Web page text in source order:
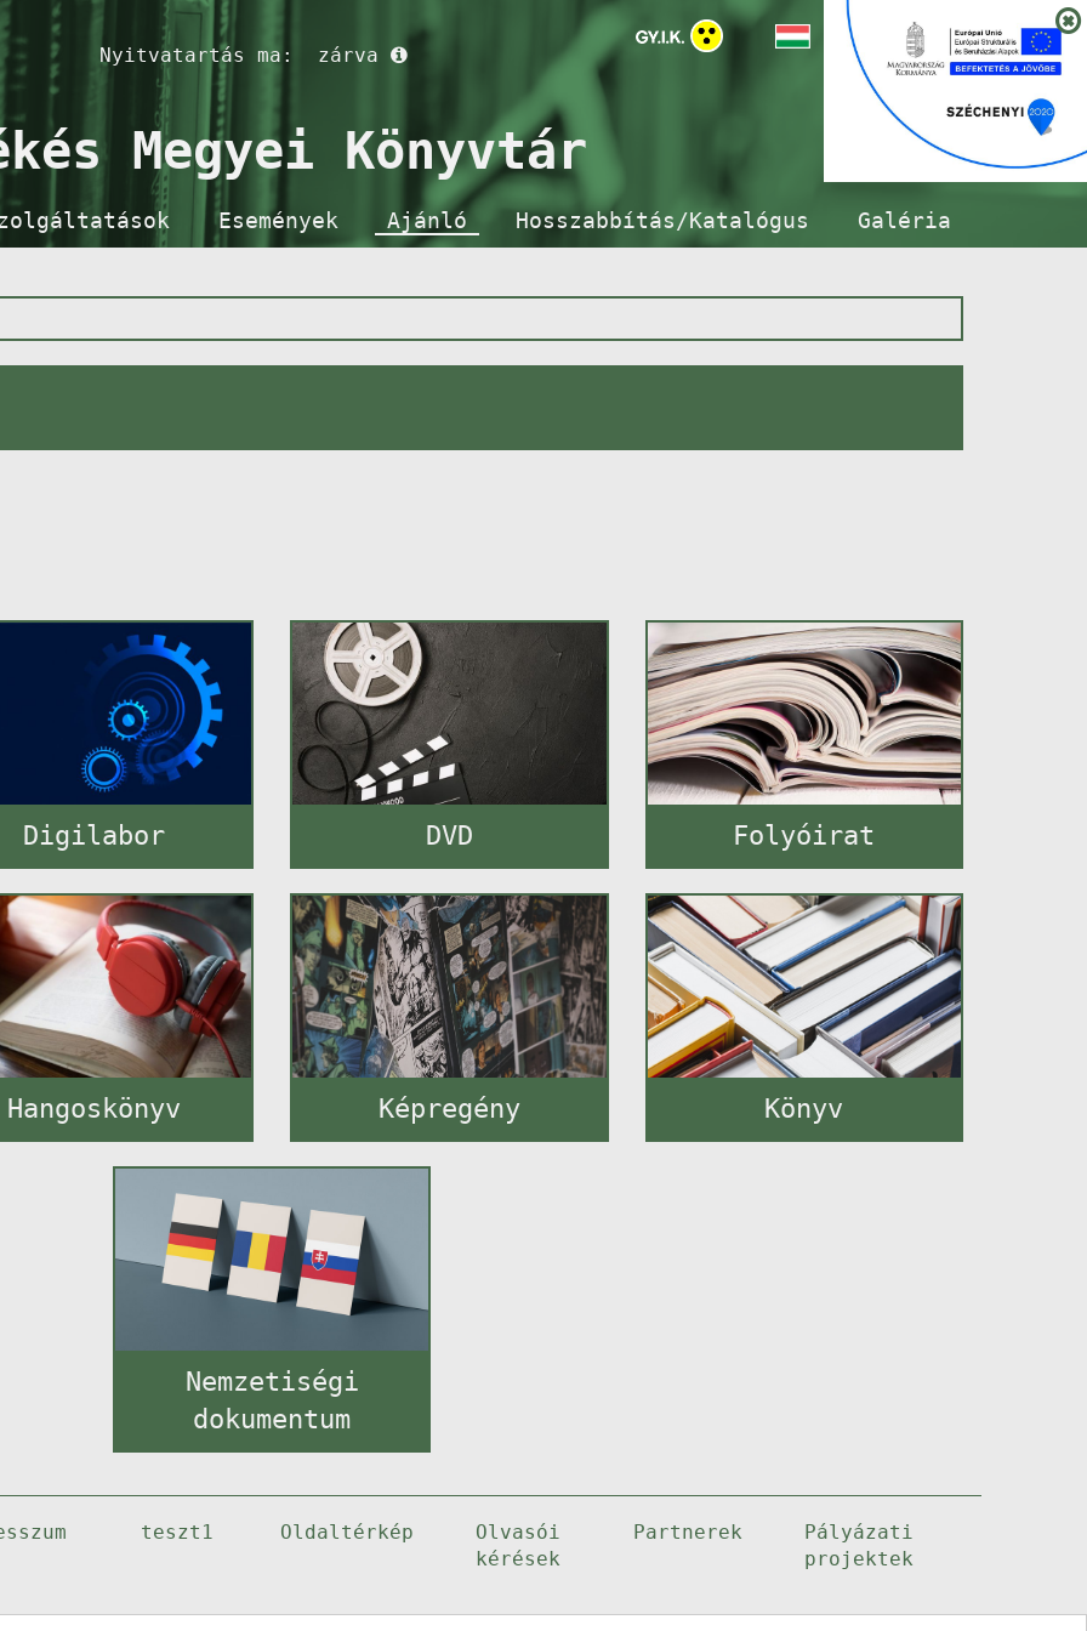
Nyitvatartás ma: zárva
Megyei Könyvtár
Események Ajánló Hosszabbítás/Katalógus Galéria
Digilabor DVD Folyóirat
Hangoskönyv Képregény Könyv
Nemzetiségi
dokumentum
teszt1 Oldaltérkép
Olvasói
kérések
Partnerek
Pályázati
projektek